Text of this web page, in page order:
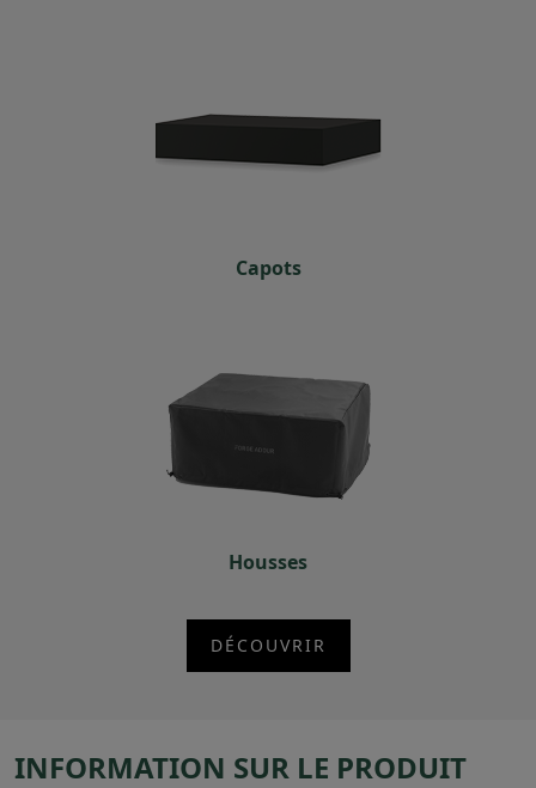
Capots
Housses
DÉCOUVRIR
INFORMATION SUR LE PRODUIT